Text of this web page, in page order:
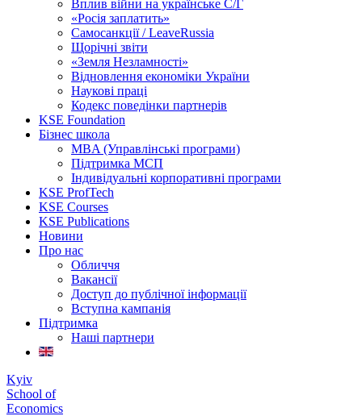
Вплив війни на українське С/Г
«Росія заплатить»
Самосанкції / LeaveRussia
Щорічні звіти
«Земля Незламності»
Відновлення економіки України
Наукові праці
Кодекс поведінки партнерів
KSE Foundation
Бізнес школа
MBA (Управлінські програми)
Підтримка МСП
Індивідуальні корпоративні програми
KSE ProfTech
KSE Courses
KSE Publications
Новини
Про нас
Обличчя
Вакансії
Доступ до публічної інформації
Вступна кампанія
Підтримка
Наші партнери
Kyiv
School of
Economics